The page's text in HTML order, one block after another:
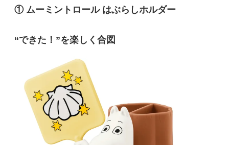
① ムーミントロール はぶらしホルダー
“できた！”を楽しく合図